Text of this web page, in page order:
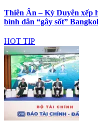
Thiên Ân – Kỳ Duyên xếp
bình dân “gây sốt”
HOT TIP